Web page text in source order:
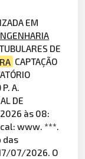
EM
DE
CAPTAÇÃO
A.
DE
às 08:
www. ***.
das
07/2026. O